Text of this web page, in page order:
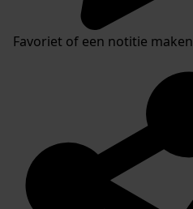
Favoriet of een notitie maken